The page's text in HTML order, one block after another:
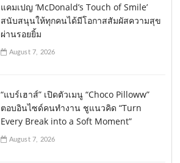
แคมเปญ ‘McDonald’s Touch of Smile’
สนับสนุนให้ทุกคนได้มีโอกาสสัมผัสความสุข
ผ่านรอยยิ้ม
August 7, 2026
“แบร์เฮาส์” เปิดตัวเมนู “Choco Pilloww”
ตอบอินไซด์คนทำงาน ชูแนวคิด “Turn
Every Break into a Soft Moment”
August 7, 2026